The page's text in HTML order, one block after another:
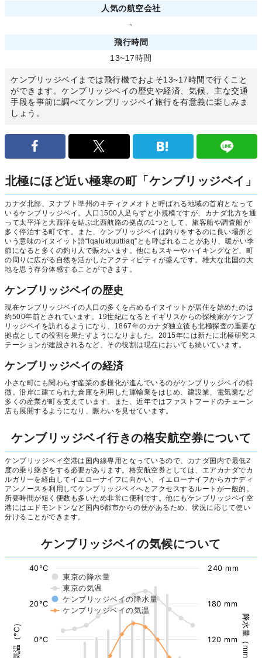
人気の航空会社
-
飛行時間
13~17時間
ケンブリッジベイまでは飛行機でおよそ13~17時間で行くこと
ができます。ケンブリッジベイの歴史や経済、気候、主な交通
手段を事前に調べてケンブリッジベイ旅行を有意義に楽しみま
しょう。
北極にほど近い極寒の町「ケンブリッジベイ」
カナダ北部、ヌナブト準州のキティクメオトと呼ばれる地域の首府となって
いるケンブリッジベイ。人口1500人足らずと小規模ですが、カナダ北方を通
って太平洋と大西洋を結ぶ北西航路の拠点の1つとして、旅客船や調査船が
多く停泊する町です。また、ケンブリッジベイは釣りをするのに良い場所と
いう意味のイヌイット語“Iqaluktuuttiaq”とも呼ばれることがあり、暖かい季
節になると多くの釣り人で賑わいます。他にもスキーやハイキングなど、町
の周りに広がる自然を活かしたアクティビティが盛んです。雄大な北国の大
地を思う存分体感することができます。
ケンブリッジベイの歴史
現在ケンブリッジベイの人口の多くを占めるイヌイットが居住を始めたのは
約500年前とされています。19世紀になるとイギリスからの探検家がケンブ
リッジベイを訪れるようになり、1867年のカナダ独立後も北極探査の重要な
拠点としての役割を果たすようになりました。2015年には新たに北極研究ス
テーションが建設されるなど、その役割は現在においても続いています。
ケンブリッジベイの経済
小さな町にも関わらず産業の多様化が進んでいるのがケンブリッジベイの特
徴。沿岸に建てられた倉庫を利用した運輸業をはじめ、建設業、電気業など
多くの産業が町を支えています。また、近年ではファストフードのチェーン
店も展開するようになり、賑わいを見せています。
ケンブリッジベイ行きの格安航空券について
ケンブリッジベイ空港は国内線専用となっているので、カナダ国内で最低2
度の乗り継ぎをする必要があります。格安航空券としては、エアカナダでカ
ルガリーを経由してイエローナイフに向かい、イエローナイフからカナディ
アンノースを利用してケンブリッジベイへとアクセスするルートが一般的。
所要時間が短く便数も多いため非常に便利です。他にもケンブリッジベイ空
港にはエドモントンなど国内6都市からの便があるため、状況に応じて使い
分けることができます。
ケンブリッジベイの気候について
気温（°C） 降水量（mm）
東京の降水量
東京の気温
ケンブリッジベイの降水量
ケンブリッジベイの気温
0°C
20°C
40°C
120 mm
180 mm
240 mm